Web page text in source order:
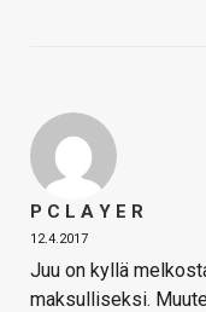
P C L A Y E R
12.4.2017
Juu on kyllä
maksulliseksi.